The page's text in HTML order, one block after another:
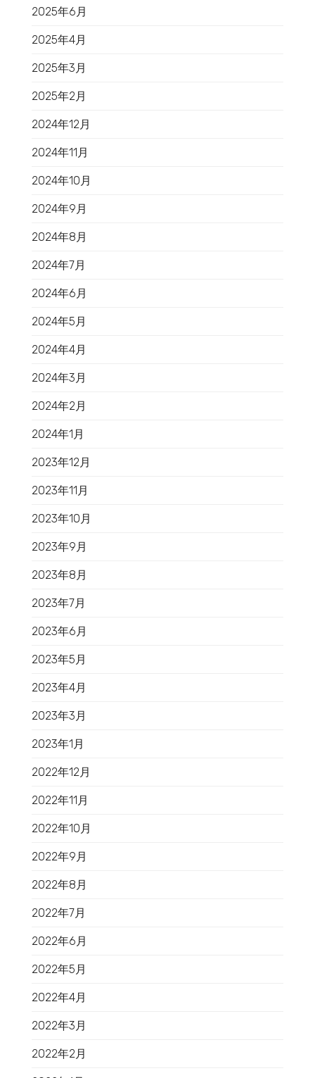
2025年6月
2025年4月
2025年3月
2025年2月
2024年12月
2024年11月
2024年10月
2024年9月
2024年8月
2024年7月
2024年6月
2024年5月
2024年4月
2024年3月
2024年2月
2024年1月
2023年12月
2023年11月
2023年10月
2023年9月
2023年8月
2023年7月
2023年6月
2023年5月
2023年4月
2023年3月
2023年1月
2022年12月
2022年11月
2022年10月
2022年9月
2022年8月
2022年7月
2022年6月
2022年5月
2022年4月
2022年3月
2022年2月